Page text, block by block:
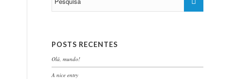
POSTS RECENTES
Olá, mundo!
A nice entry